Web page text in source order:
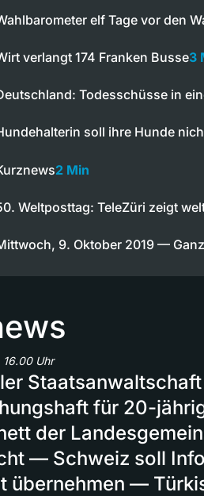
elf Tage vor den
verlangt 174 Franken Busse3
Todesschüsse in
soll ihre Hunde
2 Min
Weltposttag: TeleZüri zeigt
9. Oktober 2019 —
Uhr
für 20-
der
— Schweiz soll
übernehmen —